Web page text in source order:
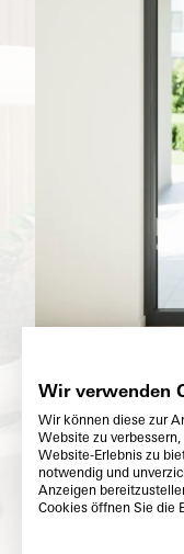
Wir verwenden
Wir können diese zur
Website zu
Website-Erlebnis zu
notwendig und
Anzeigen
Cookies öffnen Sie die